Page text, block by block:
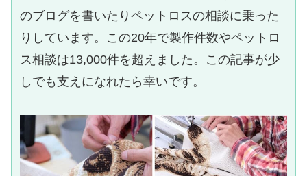
のブログを書いたりペットロスの相談に乗った
りしています。この20年で製作件数やペットロ
ス相談は13,000件を超えました。この記事が少
しでも支えになれたら幸いです。